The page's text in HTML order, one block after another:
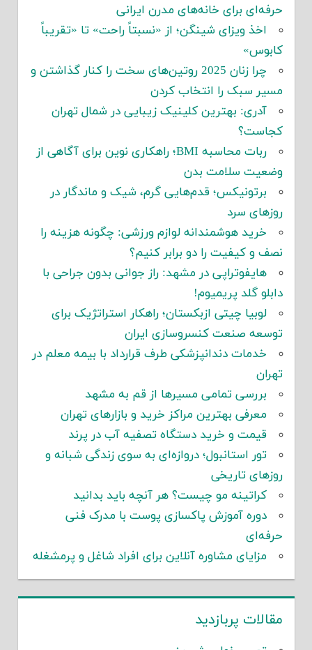
حرفه‌ای برای خانه‌های مدرن ایرانی
اخذ ویزای شینگن؛ از «نسبتاً راحت» تا «تقریباً
کابوس»
چرا زنان 2025 روتین‌های سخت را کنار گذاشتن و
مسیر سبک را انتخاب کردن
آدری: بهترین کلینیک زیبایی در شمال تهران
کجاست؟
ربات محاسبه BMI؛ راهکاری نوین برای آگاهی از
وضعیت سلامت بدن
برتونیکس؛ قدم‌هایی گرم، شیک و ماندگار در
روزهای سرد
خرید هوشمندانه لوازم ورزشی: چگونه هزینه را
نصف و کیفیت را دو برابر کنیم؟
هایفوتراپی در مشهد: راز جوانی بدون جراحی با
دابلو گلد پریمیوم!
لوبیا چیتی ازبکستان؛ راهکار استراتژیک برای
توسعه صنعت کنسروسازی ایران
خدمات دندانپزشکی طرف قرارداد با بیمه معلم در
تهران
بررسی تمامی مسیرها از قم به مشهد
معرفی بهترین مراکز خرید و بازارهای تهران
قیمت و خرید دستگاه تصفیه آب در پرند
تور استانبول؛ دروازه‌ای به سوی زندگی شبانه و
روزهای تاریخی
کراتینه مو چیست؟ هر آنچه باید بدانید
دوره آموزش پاکسازی پوست با مدرک فنی
حرفه‌ای
مزایای مشاوره آنلاین برای افراد شاغل و پرمشغله
مقالات پربازدید